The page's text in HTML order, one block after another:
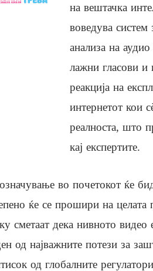
на вештачка
воведува систем
анализа на
лажни гласови и
реакција на
интернетот кои
реалноста, што
кај експертите.
во почетокот ќе
ќе се прошири на целата
сметаат дека нивното
од најважните потези за
од глобалните